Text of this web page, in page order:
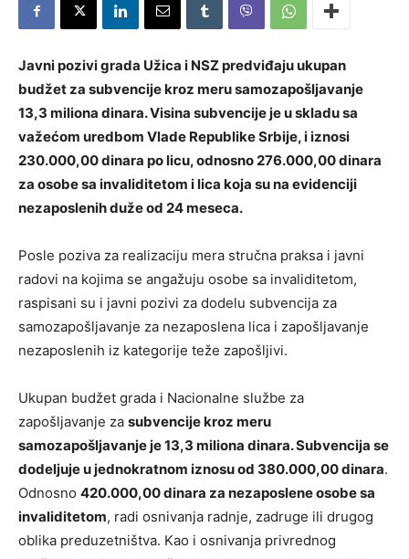
Javni pozivi grada Užica i NSZ predviđaju ukupan
budžet za subvencije kroz meru samozapošljavanje
13,3 miliona dinara. Visina subvencije je u skladu sa
važećom uredbom Vlade Republike Srbije, i iznosi
230.000,00 dinara po licu, odnosno 276.000,00 dinara
za osobe sa invaliditetom i lica koja su na evidenciji
nezaposlenih duže od 24 meseca.
Posle poziva za realizaciju mera stručna praksa i javni
radovi na kojima se angažuju osobe sa invaliditetom,
raspisani su i javni pozivi za dodelu subvencija za
samozapošljavanje za nezaposlena lica i zapošljavanje
nezaposlenih iz kategorije teže zapošljivi.
Ukupan budžet grada i Nacionalne službe za
zapošljavanje za subvencije kroz meru
samozapošljavanje je 13,3 miliona dinara. Subvencija se
dodeljuje u jednokratnom iznosu od 380.000,00 dinara.
Odnosno 420.000,00 dinara za nezaposlene osobe sa
invaliditetom, radi osnivanja radnje, zadruge ili drugog
oblika preduzetništva. Kao i osnivanja privrednog